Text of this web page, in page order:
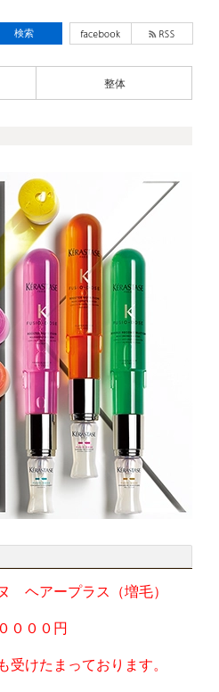
整体
ヘアープラス（増毛）
０００円
受けたまっております。